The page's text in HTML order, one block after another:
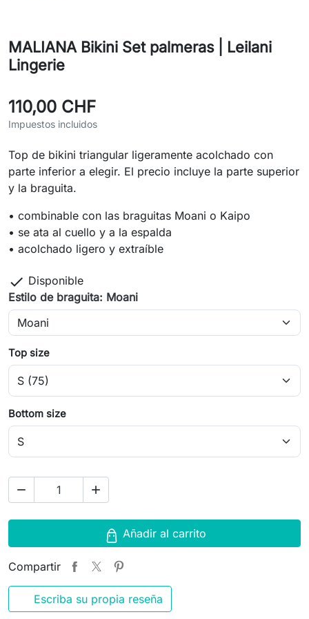
MALIANA Bikini Set palmeras | Leilani
Lingerie
110,00 CHF
Impuestos incluidos
Top de bikini triangular ligeramente acolchado con
parte inferior a elegir. El precio incluye la parte superior
y la braguita.
• combinable con las braguitas Moani o Kaipo
• se ata al cuello y a la espalda
• acolchado ligero y extraíble
 Disponible
Estilo de braguita: Moani
Top size
Bottom size
remove add
Añadir al carrito
Compartir
Escriba su propia reseña